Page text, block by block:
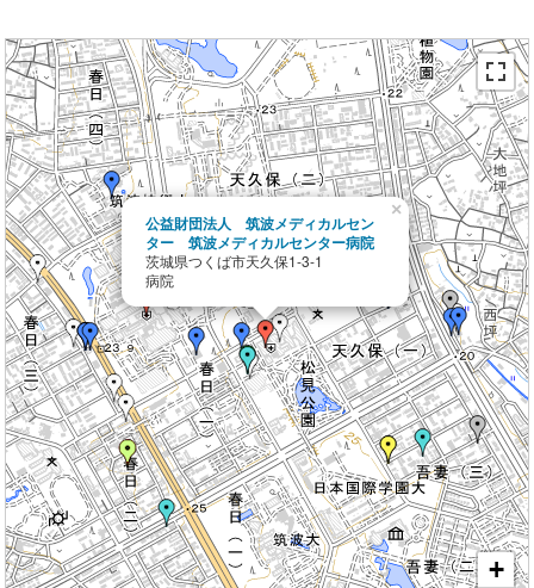
公益財団法人 筑波メディカルセン
ター 筑波メディカルセンター病院
茨城県つくば市天久保1-3-1
病院
×
+